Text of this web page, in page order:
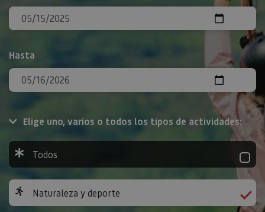
Hasta
Elige uno, varios o todos los tipos de actividades:
Todos
Naturaleza y deporte